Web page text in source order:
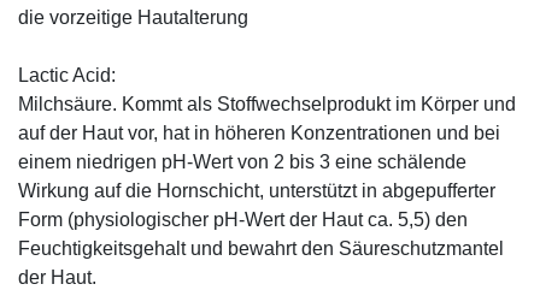
die vorzeitige Hautalterung
Lactic Acid:
Milchsäure. Kommt als Stoffwechselprodukt im Körper und
auf der Haut vor, hat in höheren Konzentrationen und bei
einem niedrigen pH-Wert von 2 bis 3 eine schälende
Wirkung auf die Hornschicht, unterstützt in abgepufferter
Form (physiologischer pH-Wert der Haut ca. 5,5) den
Feuchtigkeitsgehalt und bewahrt den Säureschutzmantel
der Haut.